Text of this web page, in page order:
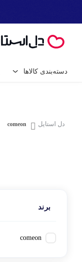
دسته‌بندی کالاها
گیمینگ دل استایل comeon
برند
comeon